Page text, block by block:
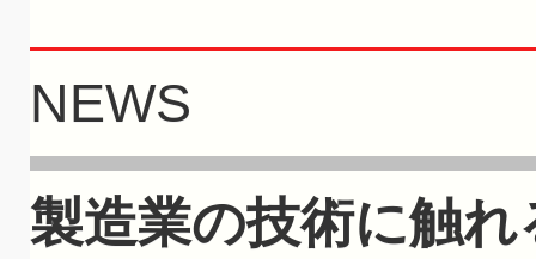
NEWS
製造業の技術に触